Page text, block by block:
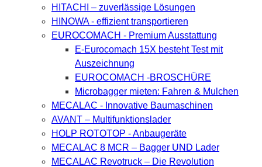
HITACHI – zuverlässige Lösungen
HINOWA - effizient transportieren
EUROCOMACH - Premium Ausstattung
E-Eurocomach 15X besteht Test mit
Auszeichnung
EUROCOMACH -BROSCHÜRE
Microbagger mieten: Fahren & Mulchen
MECALAC - Innovative Baumaschinen
AVANT – Multifunktionslader
HOLP ROTOTOP - Anbaugeräte
MECALAC 8 MCR – Bagger UND Lader
MECALAC Revotruck – Die Revolution